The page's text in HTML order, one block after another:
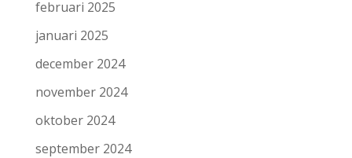
februari 2025
januari 2025
december 2024
november 2024
oktober 2024
september 2024